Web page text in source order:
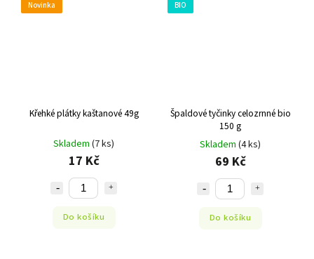
Novinka
Křehké plátky kaštanové 49g
Skladem (7 ks)
17 Kč
Do košíku
BIO
Špaldové tyčinky celozrnné bio
150 g
Skladem (4 ks)
69 Kč
Do košíku